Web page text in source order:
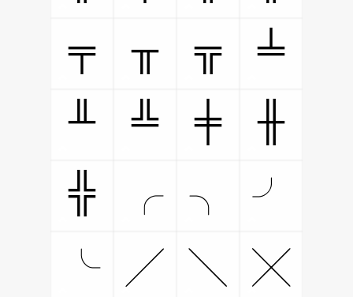
╤
╥ ╦
╧
╨
╩ ╪
╫
╬
╭ ╮
╯
╰
╱ ╲
╳